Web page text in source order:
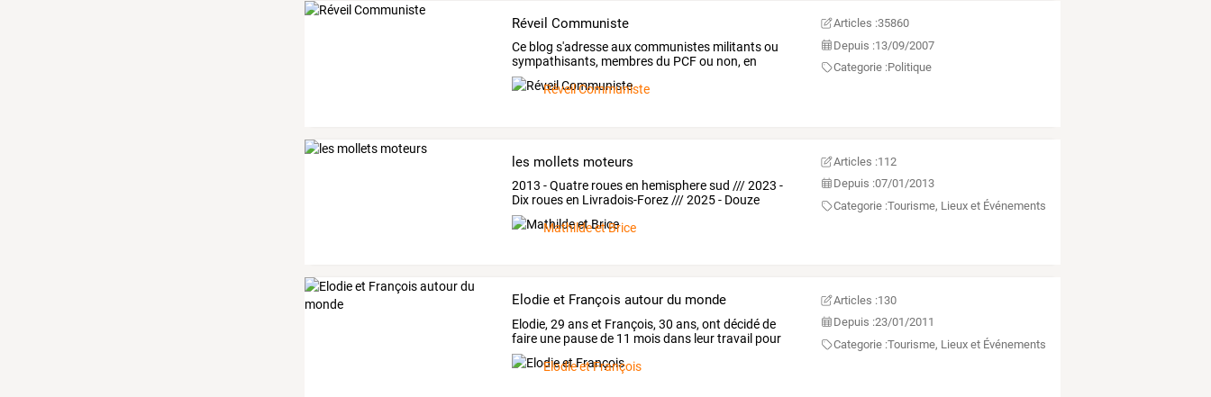
Réveil Communiste
Ce blog s'adresseauxcommunistes militantsou
sympathisants, membresdu PCFou non,en
France
Réveil Communiste
Articles :35860
Depuis :13/09/2007
Categorie :Politique
les mollets moteurs
2013 -Quatre rouesen hemispheresud ///2023 -
Dix rouesen Livradois-Forez ///2025- Douze
roues
Mathilde et Brice
Articles :112
Depuis :07/01/2013
Categorie :Tourisme, Lieux et Événements
Elodie et François autour du monde
Elodie, 29 anset François, 30 ans, ont décidéde
faire une pausede 11 moisdans leurtravail pour
faire
Elodie et François
Articles :130
Depuis :23/01/2011
Categorie :Tourisme, Lieux et Événements